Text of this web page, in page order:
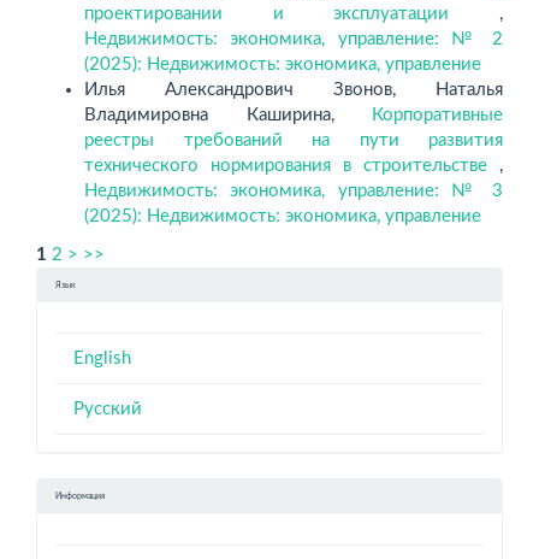
проектировании и эксплуатации ,
Недвижимость: экономика, управление: № 2
(2025): Недвижимость: экономика, управление
Илья Александрович Звонов, Наталья
Владимировна Каширина,
Корпоративные
реестры требований на пути развития
технического нормирования в строительстве ,
Недвижимость: экономика, управление: № 3
(2025): Недвижимость: экономика, управление
1 2 > >>
Язык
English
Русский
Информация